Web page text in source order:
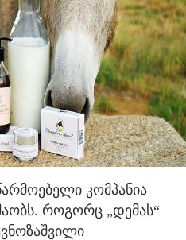
კომპანია
როგორც „დემას“